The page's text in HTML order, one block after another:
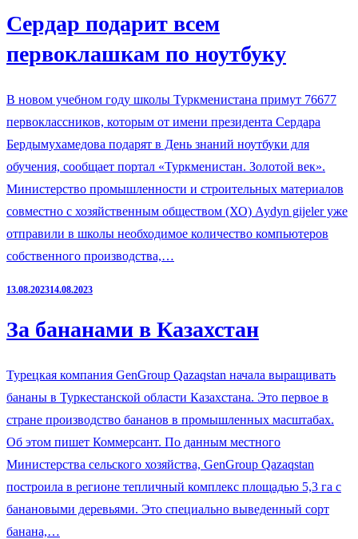
Сердар подарит всем
первоклашкам по ноутбуку
В новом учебном году школы Туркменистана примут 76677
первоклассников, которым от имени президента Сердара
Бердымухамедова подарят в День знаний ноутбуки для
обучения, сообщает портал «Туркменистан. Золотой век».
Министерство промышленности и строительных материалов
совместно с хозяйственным обществом (ХО) Aydyn gijeler уже
отправили в школы необходимое количество компьютеров
собственного производства,…
13.08.202314.08.2023
За бананами в Казахстан
Турецкая компания GenGroup Qazaqstan начала выращивать
бананы в Туркестанской области Казахстана. Это первое в
стране производство бананов в промышленных масштабах.
Об этом пишет Коммерсант. По данным местного
Министерства сельского хозяйства, GenGroup Qazaqstan
построила в регионе тепличный комплекс площадью 5,3 га с
банановыми деревьями. Это специально выведенный сорт
банана,…